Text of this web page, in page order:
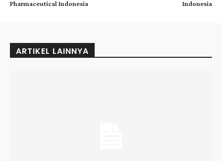
Pharmaceutical Indonesia
Indonesia
ARTIKEL LAINNYA